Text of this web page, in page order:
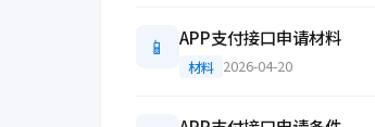
📱 APP支付接口申请材料
材料 2026-04-20